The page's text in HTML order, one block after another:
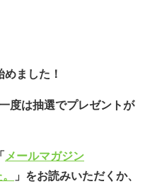
ました！
度は抽選でプレゼントが
メールマガジン
」をお読みいただくか、